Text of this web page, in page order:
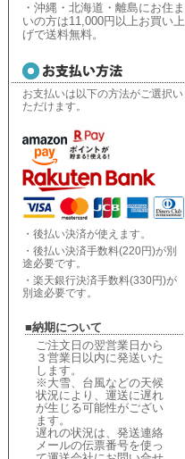
・沖縄・北海道・離島にお住ま
いの方は11,000円以上お買い上
げで送料無料。
お支払いは以下の方法がご選択い
ただけます。
・後払い決済が使えます。
・後払い決済手数料(220円)が別
途必要です。
・楽天銀行決済手数料(330円)が
別途必要です。
■納期について
ご注文日の翌営業日から
３営業日以内に発送いた
します。
※大雪、台風などの天候
状況により、 運送に遅れ
が生じる可能性がござい
ます。
遅れの状況は、 発送連絡
メールの伝票番号を使っ